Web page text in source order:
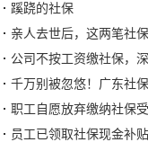
蹊跷的社保
亲人去世后，这两笔社
公司不按工资缴社保，
千万别被忽悠！广东社
职工自愿放弃缴纳社保
员工已领取社保现金补